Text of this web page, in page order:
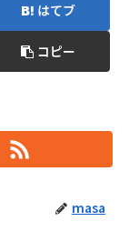
はてブ
コピー
masa